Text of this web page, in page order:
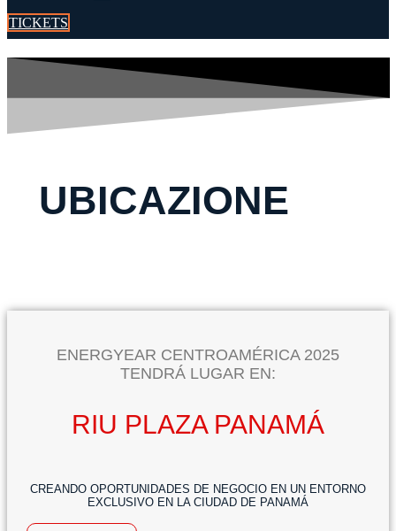
TICKETS
UBICAZIONE
ENERGYEAR CENTROAMÉRICA 2025
TENDRÁ LUGAR EN:
RIU PLAZA PANAMÁ
CREANDO OPORTUNIDADES DE NEGOCIO EN UN ENTORNO
EXCLUSIVO EN LA CIUDAD DE PANAMÁ